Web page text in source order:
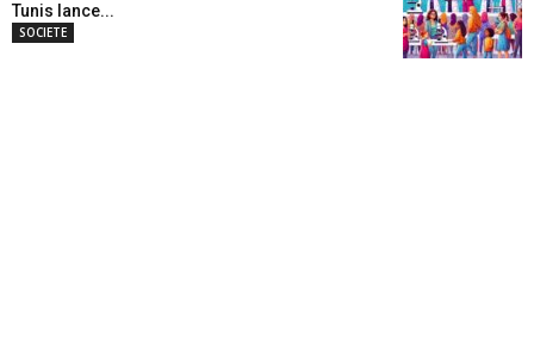
Tunis lance...
SOCIETE